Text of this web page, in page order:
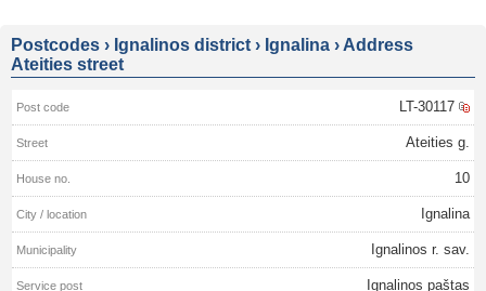
Postcodes › Ignalinos district › Ignalina › Address
Ateities street
LT-30117
Ateities g.
10
Ignalina
Ignalinos r. sav.
Ignalinos paštas